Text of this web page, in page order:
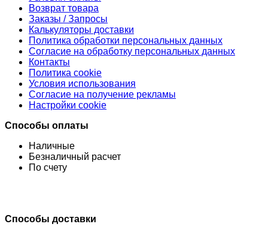
Возврат товара
Заказы / Запросы
Калькуляторы доставки
Политика обработки персональных данных
Согласие на обработку персональных данных
Контакты
Политика cookie
Условия использования
Согласие на получение рекламы
Настройки cookie
Способы оплаты
Наличные
Безналичный расчет
По счету
Способы доставки